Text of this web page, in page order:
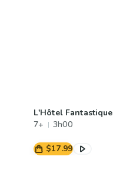
L'Hôtel Fantastique
7+
3h00
$17.99